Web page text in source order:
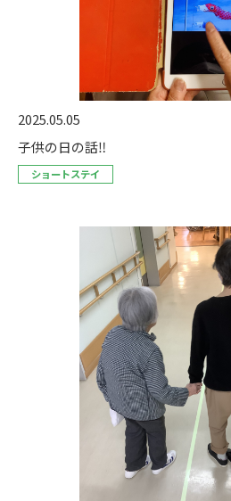
2025.05.05
子供の日の話‼
ショートステイ